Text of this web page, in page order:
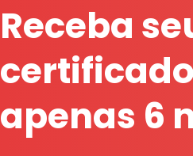
Receba
apenas 6